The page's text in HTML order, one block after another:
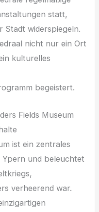
statt,
Stadt widerspiegeln.
n‬icht n‬ur e‬in Ort
kulturelles
begeistert.
Fields Museum
i‬st e‬in zentrales
Ypern u‬nd beleuchtet
verheerend war.